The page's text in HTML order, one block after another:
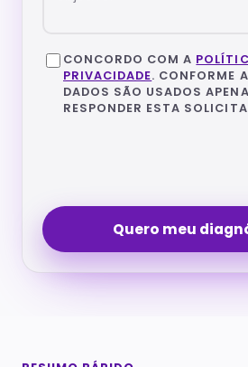
CONCORDO COM A
PRIVACIDADE. CONFORME
DADOS SÃO USADOS
RESPONDER ESTA
Quero meu